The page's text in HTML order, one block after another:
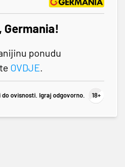
Germania!
ponudu
OVDJE.
ovisnosti. Igraj odgovorno.